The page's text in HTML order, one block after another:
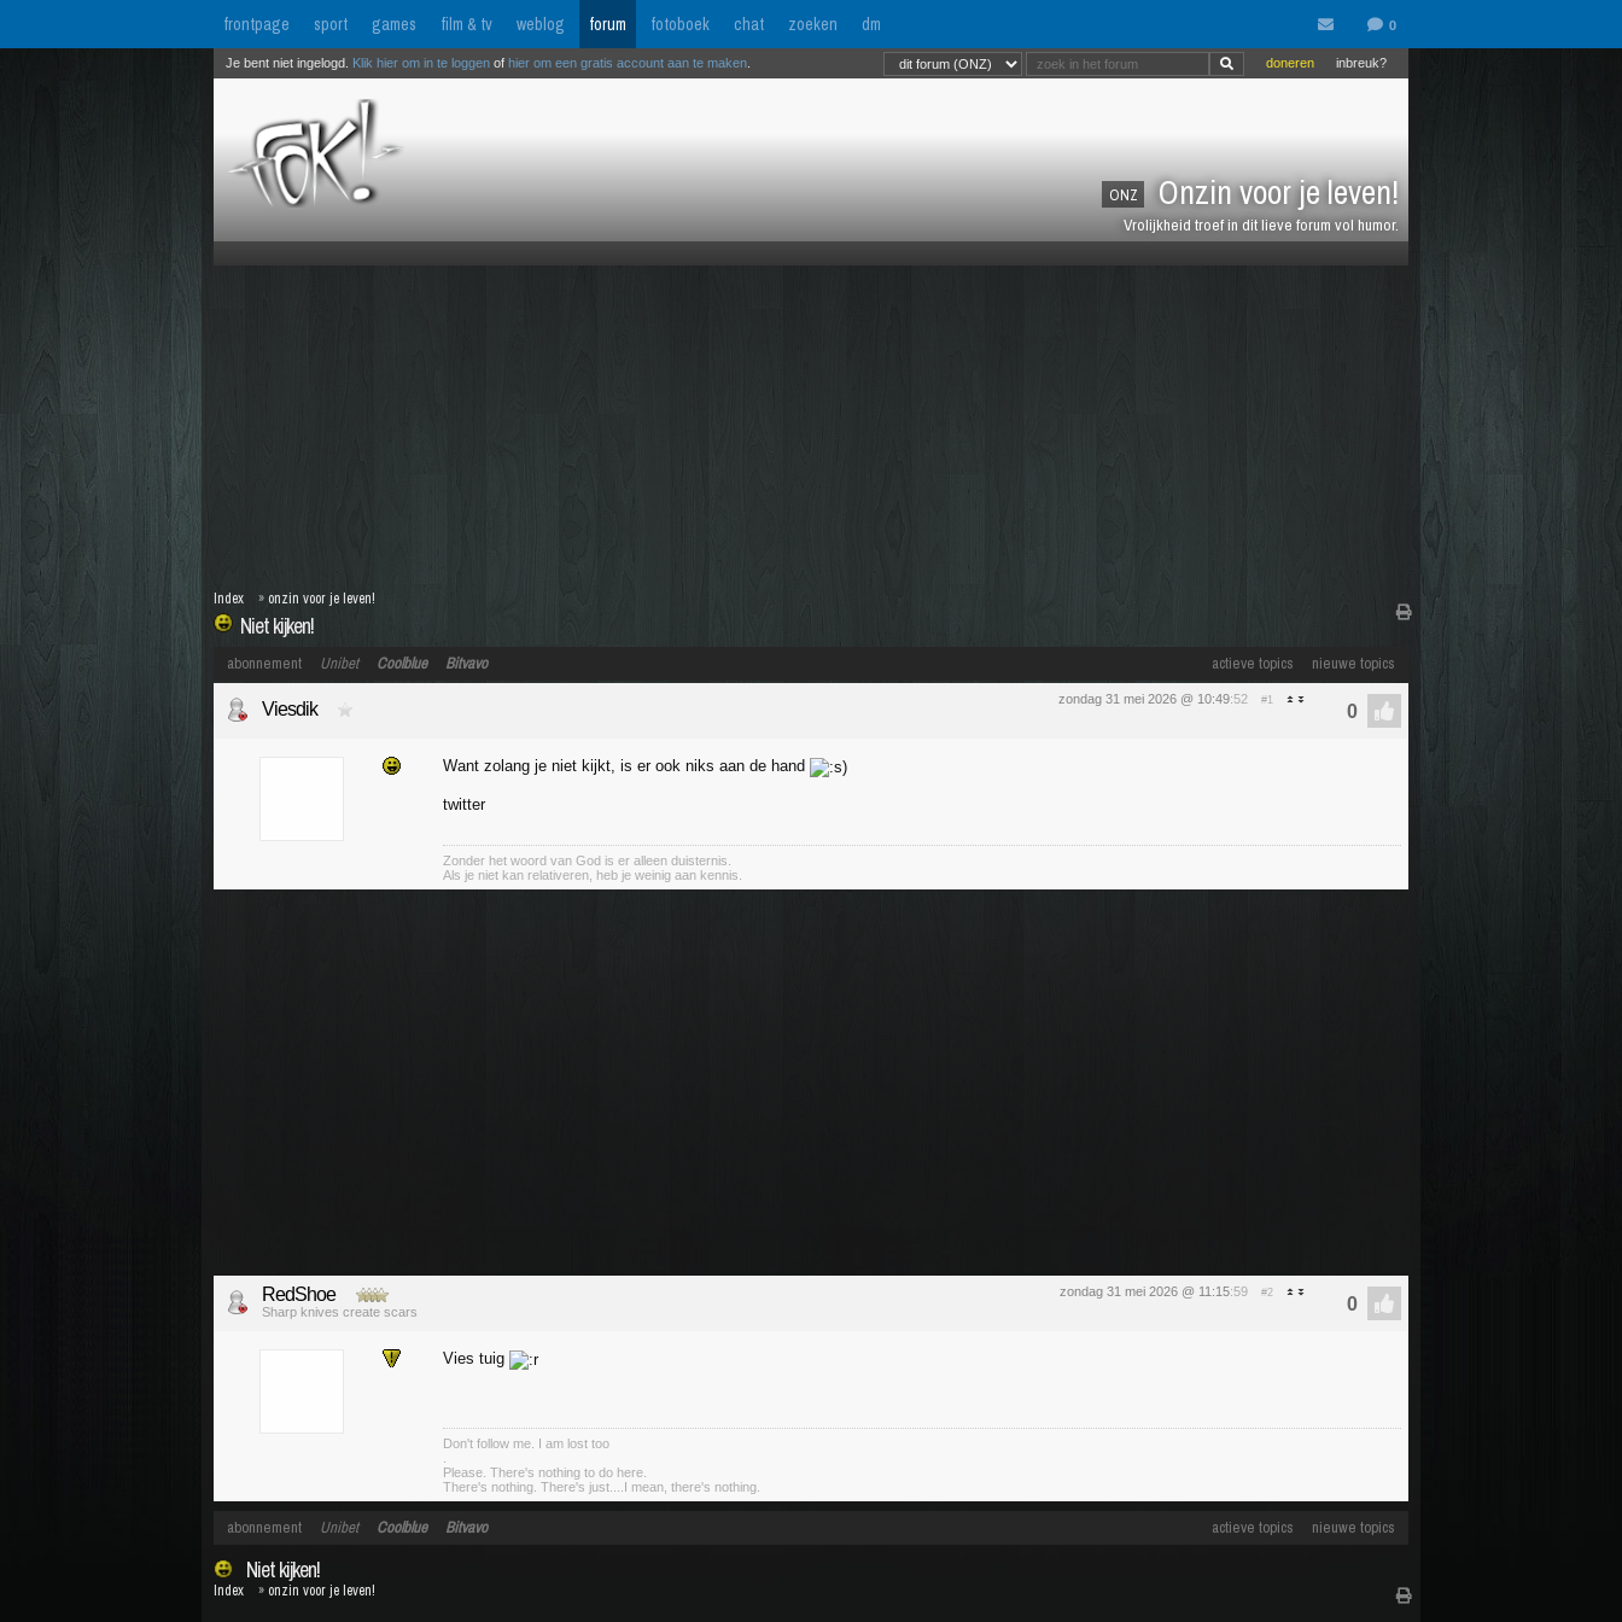
frontpage sport games film & tv weblog forum fotoboek chat zoeken dm
ONZ Onzin voor je leven!
Vrolijkheid troef in dit lieve forum vol humor.
inbreuk?
doneren
Je bent niet ingelogd. Klik hier om in te loggen of hier om een gratis account aan te maken
Niet kijken!
Index » onzin voor je leven!
actieve topics nieuwe topics
abonnement Unibet Coolblue Bitvavo
zondag 31 mei 2026 @ 10:49:52 #1
Viesdik
Want zolang je niet kijkt, is er ook niks aan de hand
twitter
Zonder het woord van God is er alleen duisternis.
Als je niet kan relativeren, heb je weinig aan kennis.
zondag 31 mei 2026 @ 11:15:59 #2
RedShoe
Sharp knives create scars
Vies tuig
Don't follow me. I am lost too
Please. There's nothing to do here.
There's nothing. There's just....I mean, there's nothing.
actieve topics nieuwe topics
abonnement Unibet Coolblue Bitvavo
Niet kijken!
Index » onzin voor je leven!